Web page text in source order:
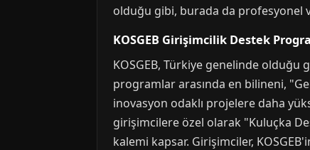
olduğu gibi, burada da profesyonel
KOSGEB Girişimcilik Destek
KOSGEB, Türkiye genelinde
programlar arasında en bilineni,
inovasyon odaklı projelere daha
girişimcilere özel olarak "Kuluçka
kalemi kapsar. Girişimciler,